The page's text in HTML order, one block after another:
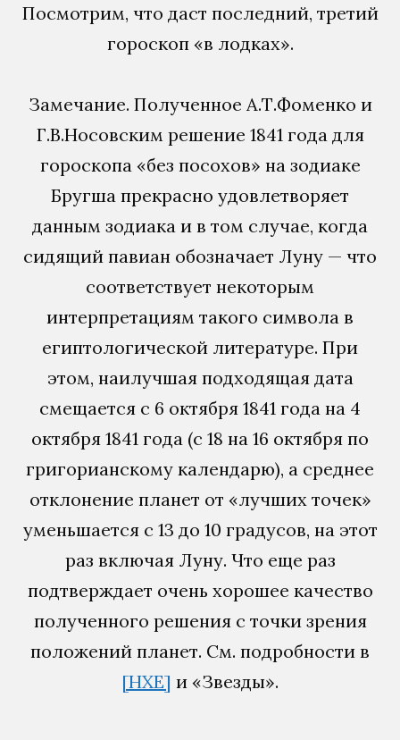
Посмотрим, что даст последний, третий
гороскоп «в лодках».
Замечание. Полученное А.Т.Фоменко и
Г.В.Носовским решение 1841 года для
гороскопа «без посохов» на зодиаке
Бругша прекрасно удовлетворяет
данным зодиака и в том случае, когда
сидящий павиан обозначает Луну — что
соответствует некоторым
интерпретациям такого символа в
египтологической литературе. При
этом, наилучшая подходящая дата
смещается с 6 октября 1841 года на 4
октября 1841 года (с 18 на 16 октября по
григорианскому календарю), а среднее
отклонение планет от «лучших точек»
уменьшается с 13 до 10 градусов, на этот
раз включая Луну. Что еще раз
подтверждает очень хорошее качество
полученного решения с точки зрения
положений планет. См. подробности в
[НХЕ] и «Звезды».